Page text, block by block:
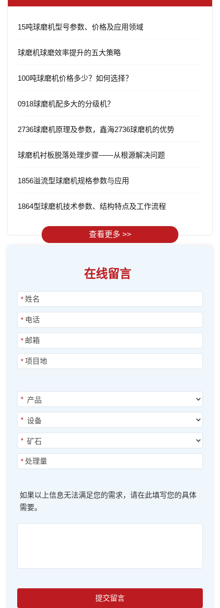
15吨球磨机型号参数、价格及应用领域
球磨机球磨效率提升的五大策略
100吨球磨机价格多少？如何选择？
0918球磨机配多大的分级机？
2736球磨机原理及参数，鑫海2736球磨机的优势
球磨机衬板脱落处理步骤——从根源解决问题
1856溢流型球磨机规格参数与应用
1864型球磨机技术参数、结构特点及工作流程
查看更多 >>
在线留言
*
*
*
*
*
*
*
*
如果以上信息无法满足您的需求，请在此填写您的具体
需要。